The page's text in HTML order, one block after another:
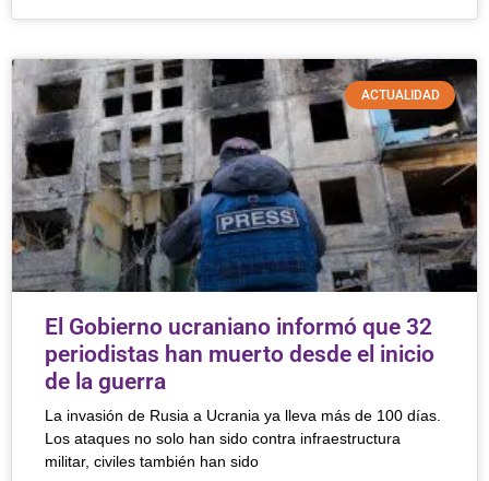
ACTUALIDAD
El Gobierno ucraniano informó que 32
periodistas han muerto desde el inicio
de la guerra
La invasión de Rusia a Ucrania ya lleva más de 100 días.
Los ataques no solo han sido contra infraestructura
militar, civiles también han sido